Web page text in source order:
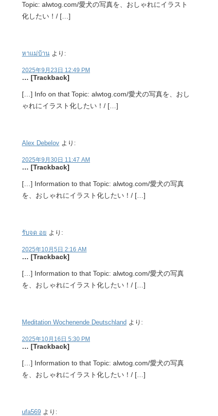
Topic: alwtog.com/愛犬の写真を、おしゃれにイラスト
化したい！/ […]
หาแม่บ้าน より:
2025年9月23日 12:49 PM
… [Trackback]
[…] Info on that Topic: alwtog.com/愛犬の写真を、おし
ゃれにイラスト化したい！/ […]
Alex Debelov より:
2025年9月30日 11:47 AM
… [Trackback]
[…] Information to that Topic: alwtog.com/愛犬の写真
を、おしゃれにイラスト化したい！/ […]
รับจด อย より:
2025年10月5日 2:16 AM
… [Trackback]
[…] Information to that Topic: alwtog.com/愛犬の写真
を、おしゃれにイラスト化したい！/ […]
Meditation Wochenende Deutschland より:
2025年10月16日 5:30 PM
… [Trackback]
[…] Information to that Topic: alwtog.com/愛犬の写真
を、おしゃれにイラスト化したい！/ […]
ufa569 より: